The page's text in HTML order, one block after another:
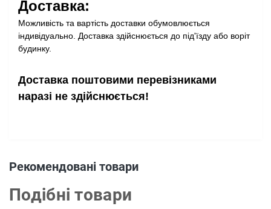
Доставка:
Можливість та вартість доставки обумовлюється
індивідуально. Доставка здійснюється до під'їзду або воріт
будинку.
Доставка поштовими перевізниками
наразі не здійснюється!
Рекомендовані товари
Подібні товари